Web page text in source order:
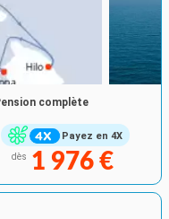
Payez en 4X
complète
dès 1 976 €